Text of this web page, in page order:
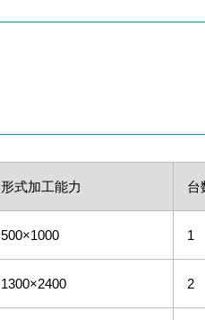
形式加工能力 台
500×1000 1
1300×2400 2